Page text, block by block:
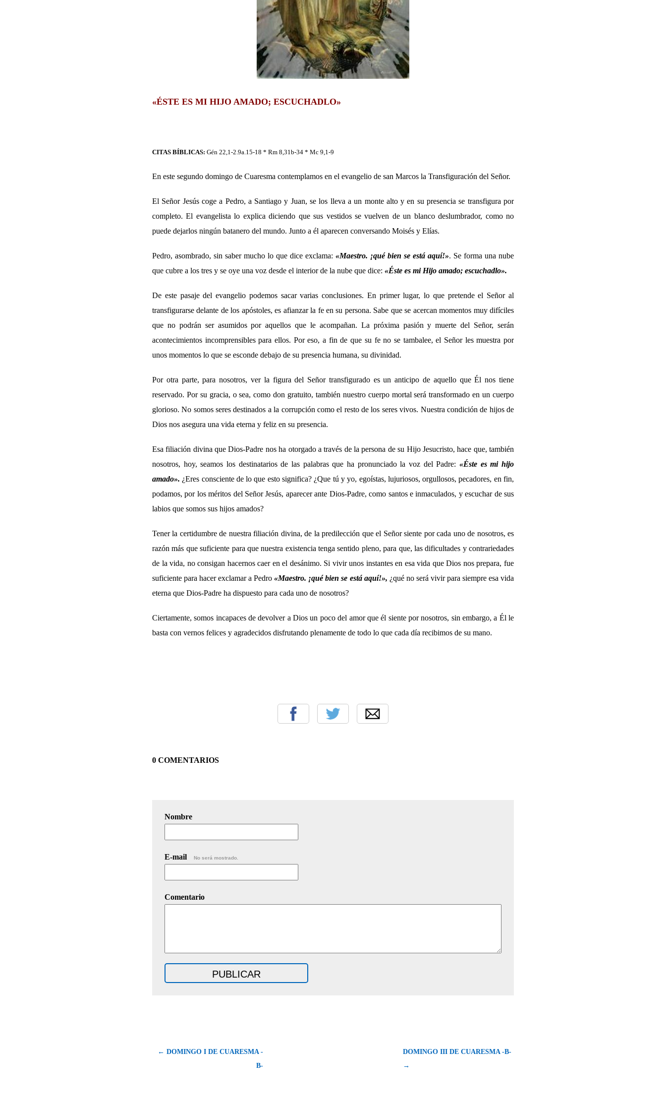
«ÉSTE ES MI HIJO AMADO; ESCUCHADLO»
CITAS BÍBLICAS: Gén 22,1-2.9a.15-18 * Rm 8,31b-34 * Mc 9,1-9
En este segundo domingo de Cuaresma contemplamos en el evangelio de san Marcos la Transfiguración del Señor.
El Señor Jesús coge a Pedro, a Santiago y Juan, se los lleva a un monte alto y en su presencia se transfigura por
completo. El evangelista lo explica diciendo que sus vestidos se vuelven de un blanco deslumbrador, como no
puede dejarlos ningún batanero del mundo. Junto a él aparecen conversando Moisés y Elías.
Pedro, asombrado, sin saber mucho lo que dice exclama: «Maestro. ¡qué bien se está aquí!». Se forma una nube
que cubre a los tres y se oye una voz desde el interior de la nube que dice: «Éste es mi Hijo amado; escuchadlo».
De este pasaje del evangelio podemos sacar varias conclusiones. En primer lugar, lo que pretende el Señor al
transfigurarse delante de los apóstoles, es afianzar la fe en su persona. Sabe que se acercan momentos muy difíciles
que no podrán ser asumidos por aquellos que le acompañan. La próxima pasión y muerte del Señor, serán
acontecimientos incomprensibles para ellos. Por eso, a fin de que su fe no se tambalee, el Señor les muestra por
unos momentos lo que se esconde debajo de su presencia humana, su divinidad.
Por otra parte, para nosotros, ver la figura del Señor transfigurado es un anticipo de aquello que Él nos tiene
reservado. Por su gracia, o sea, como don gratuito, también nuestro cuerpo mortal será transformado en un cuerpo
glorioso. No somos seres destinados a la corrupción como el resto de los seres vivos. Nuestra condición de hijos de
Dios nos asegura una vida eterna y feliz en su presencia.
Esa filiación divina que Dios-Padre nos ha otorgado a través de la persona de su Hijo Jesucristo, hace que, también
nosotros, hoy, seamos los destinatarios de las palabras que ha pronunciado la voz del Padre: «Éste es mi hijo
amado». ¿Eres consciente de lo que esto significa? ¿Que tú y yo, egoístas, lujuriosos, orgullosos, pecadores, en fin,
podamos, por los méritos del Señor Jesús, aparecer ante Dios-Padre, como santos e inmaculados, y escuchar de sus
labios que somos sus hijos amados?
Tener la certidumbre de nuestra filiación divina, de la predilección que el Señor siente por cada uno de nosotros, es
razón más que suficiente para que nuestra existencia tenga sentido pleno, para que, las dificultades y contrariedades
de la vida, no consigan hacernos caer en el desánimo. Si vivir unos instantes en esa vida que Dios nos prepara, fue
suficiente para hacer exclamar a Pedro«Maestro. ¡qué bien se está aquí!», ¿qué no será vivir para siempre esa vida
eterna que Dios-Padre ha dispuesto para cada uno de nosotros?
Ciertamente, somos incapaces de devolver a Dios un poco del amor que él siente por nosotros, sin embargo, a Él le
basta con vernos felices y agradecidos disfrutando plenamente de todo lo que cada día recibimos de su mano.
0 COMENTARIOS
Nombre
E-mail No será mostrado.
Comentario
← DOMINGO I DE CUARESMA -
B-
DOMINGO III DE CUARESMA -B-
→